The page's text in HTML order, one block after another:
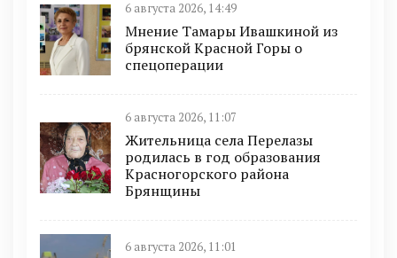
6 августа 2026, 14:49
Мнение Тамары Ивашкиной из
брянской Красной Горы о
спецоперации
6 августа 2026, 11:07
Жительница села Перелазы
родилась в год образования
Красногорского района
Брянщины
6 августа 2026, 11:01